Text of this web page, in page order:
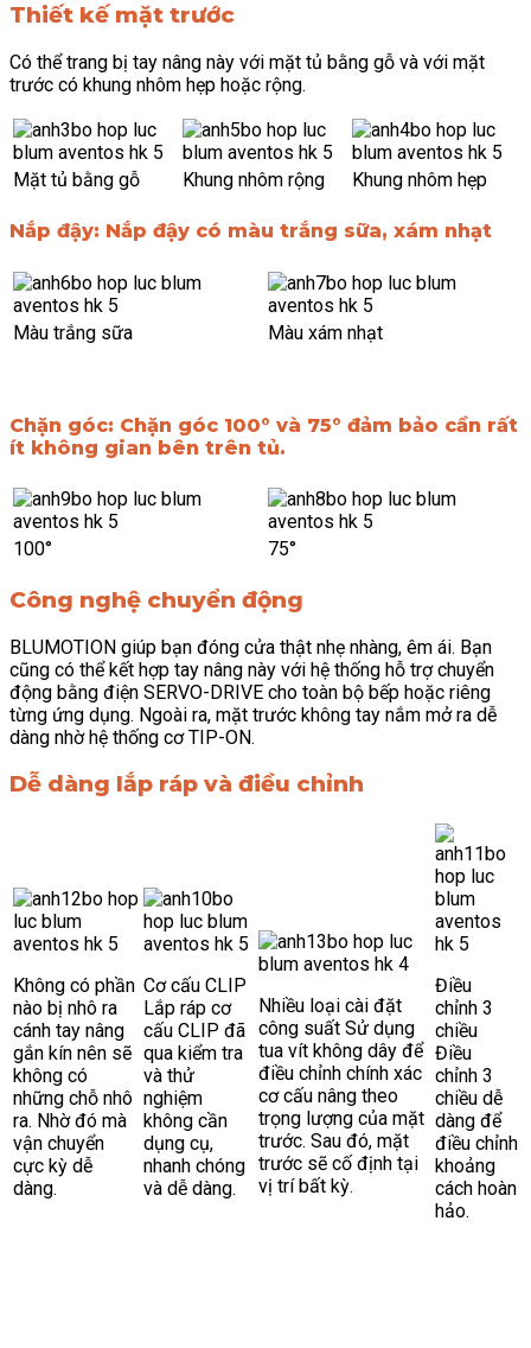
Thiết kế mặt trước
Có thể trang bị tay nâng này với mặt tủ bằng gỗ và với mặt
trước có khung nhôm hẹp hoặc rộng.
Mặt tủ bằng gỗ Khung nhôm rộng Khung nhôm hẹp
Nắp đậy: Nắp đậy có màu trắng sữa, xám nhạt
Màu trắng sữa Màu xám nhạt
Chặn góc: Chặn góc 100° và 75° đảm bảo cần rất
ít không gian bên trên tủ.
100° 75°
Công nghệ chuyển động
BLUMOTION giúp bạn đóng cửa thật nhẹ nhàng, êm ái. Bạn
cũng có thể kết hợp tay nâng này với hệ thống hỗ trợ chuyển
động bằng điện SERVO-DRIVE cho toàn bộ bếp hoặc riêng
từng ứng dụng. Ngoài ra, mặt trước không tay nắm mở ra dễ
dàng nhờ hệ thống cơ TIP-ON.
Dễ dàng lắp ráp và điều chỉnh
Không có phần
nào bị nhô ra
cánh tay nâng
gắn kín nên sẽ
không có
những chỗ nhô
ra. Nhờ đó mà
vận chuyển
cực kỳ dễ
dàng.
Cơ cấu CLIP
Lắp ráp cơ
cấu CLIP đã
qua kiểm tra
và thử
nghiệm
không cần
dụng cụ,
nhanh chóng
và dễ dàng.
Nhiều loại cài đặt
công suất Sử dụng
tua vít không dây để
điều chỉnh chính xác
cơ cấu nâng theo
trọng lượng của mặt
trước. Sau đó, mặt
trước sẽ cố định tại
vị trí bất kỳ.
Điều
chỉnh 3
chiều
Điều
chỉnh 3
chiều dễ
dàng để
điều chỉnh
khoảng
cách hoàn
hảo.